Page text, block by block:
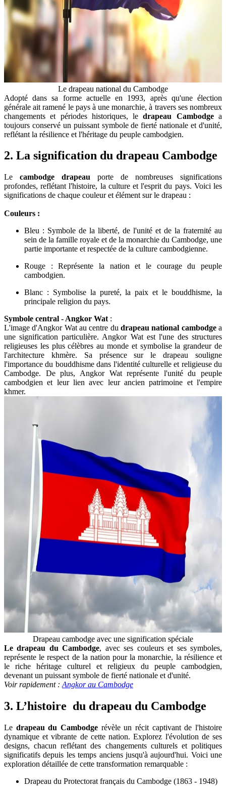
Le drapeau national du Cambodge
Adopté dans sa forme actuelle en 1993, après qu'une élection
générale ait ramené le pays à une monarchie, à travers ses nombreux
changements et périodes historiques, ledrapeau Cambodgea
toujours conservé un puissant symbole de fierté nationale et d'unité,
reflétant la résilience et l'héritage du peuple cambodgien.
2. La signification du drapeau Cambodge
Le cambodge drapeau porte de nombreuses significations
profondes, reflétant l'histoire, la culture et l'esprit du pays. Voici les
significations de chaque couleur et élément sur le drapeau :
Couleurs :
Bleu : Symbole de la liberté, de l'unité et de la fraternité au
sein de la famille royale et de la monarchie du Cambodge, une
partie importante et respectée de la culture cambodgienne.
Rouge : Représente la nation et le courage du peuple
cambodgien.
Blanc : Symbolise la pureté, la paix et le bouddhisme, la
principale religion du pays.
Symbole central - Angkor Wat :
L'image d'Angkor Wat au centre du drapeau national cambodgea
une signification particulière. Angkor Wat est l'une des structures
religieuses les plus célèbres au monde et symbolise la grandeur de
l'architecture khmère. Sa présence sur le drapeau souligne
l'importance du bouddhisme dans l'identité culturelle et religieuse du
Cambodge. De plus, Angkor Wat représente l'unité du peuple
cambodgien et leur lien avec leur ancien patrimoine et l'empire
khmer.
Drapeau cambodge avec une signification spéciale
Le drapeau du Cambodge, avec ses couleurs et ses symboles,
représente le respect de la nation pour la monarchie, la résilience et
le riche héritage culturel et religieux du peuple cambodgien,
devenant un puissant symbole de fierté nationale et d'unité.
Voir rapidement : Angkor au Cambodge
3. L’histoire du drapeau du Cambodge
Le drapeau du Cambodge révèle un récit captivant de l'histoire
dynamique et vibrante de cette nation. Explorez l'évolution de ses
designs, chacun reflétant des changements culturels et politiques
significatifs depuis les temps anciens jusqu'à aujourd'hui. Voici une
exploration détaillée de cette transformation remarquable :
Drapeau du Protectorat français du Cambodge (1863 - 1948)